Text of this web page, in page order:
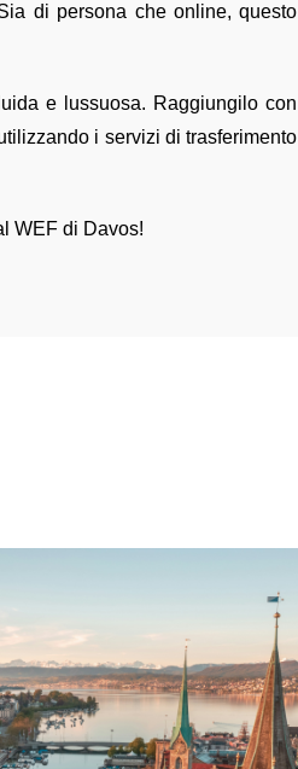
di persona che online, questo
e lussuosa. Raggiungilo con
i servizi di trasferimento
WEF di Davos!